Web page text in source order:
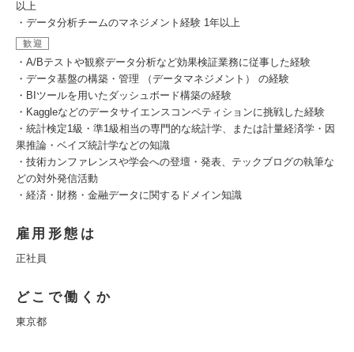
以上
・データ分析チームのマネジメント経験 1年以上
歓迎
・A/Bテストや観察データ分析など効果検証業務に従事した経験
・データ基盤の構築・管理 （データマネジメント） の経験
・BIツールを用いたダッシュボード構築の経験
・Kaggleなどのデータサイエンスコンペティションに挑戦した経験
・統計検定1級・準1級相当の専門的な統計学、または計量経済学・因
果推論・ベイズ統計学などの知識
・技術カンファレンスや学会への登壇・発表、テックブログの執筆な
どの対外発信活動
・経済・財務・金融データに関するドメイン知識
雇用形態は
正社員
どこで働くか
東京都